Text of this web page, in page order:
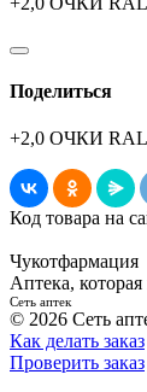
Поделиться
+2,0 ОЧКИ
Код товара на
Чукотфармация
Аптека, которая
Сеть аптек
© 2026 Сеть
Как делать заказ
Проверить заказ